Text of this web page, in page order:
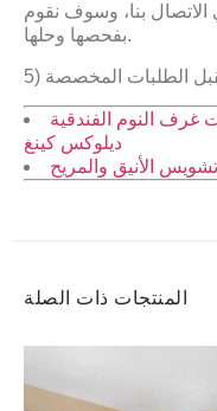
بنا، وسوف نقوم
بفحصها وحلها.
غرف النوم الفندقية
ديلوكس كينغ
الأنيق والمريح
المنتجات ذات الصلة